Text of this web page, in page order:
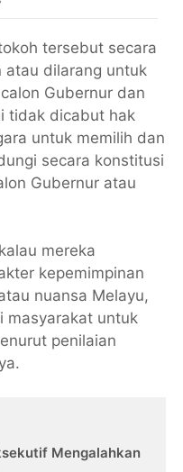
tersebut secara
dilarang untuk
Gubernur dan
tidak dicabut hak
untuk memilih dan
secara konstitusi
Gubernur atau
mereka
kepemimpinan
nuansa Melayu,
masyarakat untuk
penilaian
Mengalahkan